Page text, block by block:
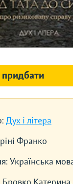
Дух і літера
Франко
Українська